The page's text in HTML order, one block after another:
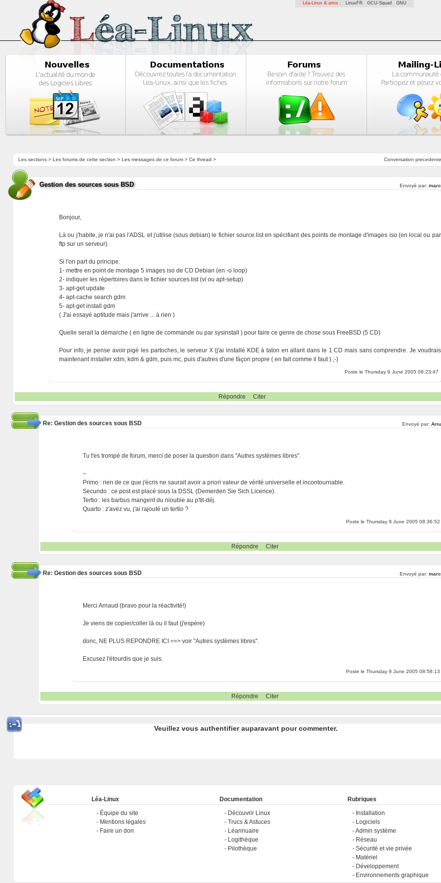
Léa-Linux & amis : LinuxFR GCU-Squad GNU
Conversation precedente
Les sections> Les forums de cette section > Les messages de ce forum> Ce thread >
Gestion des sources sous BSD Envoyé par:
Bonjour,
Là ou j'habite, je n'ai pas l'ADSL et j'utilise (sous debian) le fichier source.list en spécifiant des points de montage d'images iso (en local ou par
ftp sur un serveur).
Si l'on part du principe:
1- mettre en point de montage 5 images iso de CD Debian (en -o loop)
2- indiquer les répertoires dans le fichier sources.list (vi ou apt-setup)
3- apt-get update
4- apt-cache search gdm
5- apt-get install gdm
( J'ai essayé aptitude mais j'arrive ... à rien )
Quelle serait la démarche ( en ligne de commande ou par sysinstall ) pour faire ce genre de chose sous FreeBSD (5 CD)
Pour info, je pense avoir pigé les partoches, le serveur X (j'ai installé KDE à taton en allant dans le 1 CD mais sans comprendre. Je voudrais
maintenant installer xdm, kdm & gdm, puis mc, puis d'autres d'une fàçon propre ( en fait comme il faut ) ;-)
Poste le Thursday 9 June 2005 08:23:47
Répondre Citer
Re: Gestion des sources sous BSD Envoyé par:
Tu t'es trompé de forum, merci de poser la question dans "Autres systèmes libres".
--
Primo : rien de ce que j'écris ne saurait avoir a priori valeur de vérité universelle et incontournable.
Secundo : ce post est placé sous la DSSL (Demerden Sie Sich Licence).
Tertio : les barbus mangent du nioubie au p'tit-déj.
Quarto : z'avez vu, j'ai rajouté un tertio ?
Poste le Thursday 9 June 2005 08:36:52
Répondre Citer
Re: Gestion des sources sous BSD Envoyé par:
Merci Arnaud (bravo pour la réactivité!)
Je viens de copier/coller là ou il faut (j'espère)
donc, NE PLUS REPONDRE ICI ==> voir "Autres systèmes libres".
Excusez l'étourdis que je suis.
Poste le Thursday 9 June 2005 08:58:13
Répondre Citer
Veuillez vous authentifier auparavant pour commenter.
Léa-Linux
Équipe du site
Mentions légales
Faire un don
Documentation
Découvrir Linux
Trucs & Astuces
Léannuaire
Logithèque
Pilothèque
Rubriques
Installation
Logiciels
Admin système
Réseau
Sécurité et vie privée
Matériel
Développement
Environnements graphique